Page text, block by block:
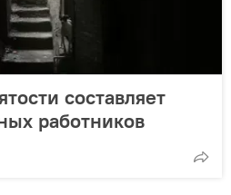
составляет
работников